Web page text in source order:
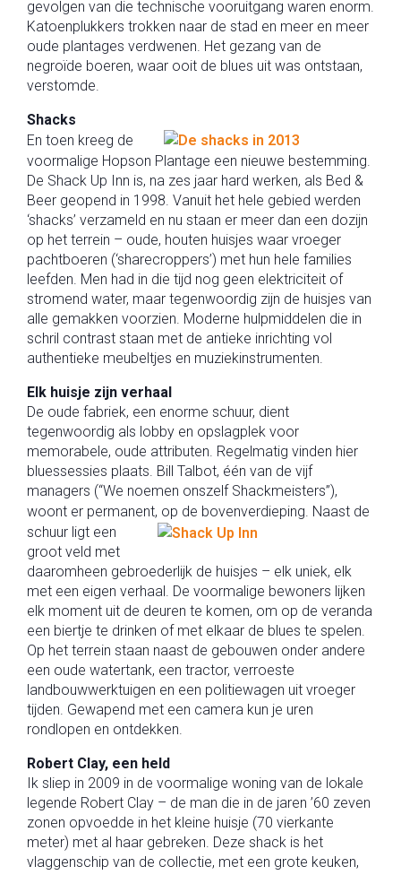
gevolgen van die technische vooruitgang waren enorm.
Katoenplukkers trokken naar de stad en meer en meer
oude plantages verdwenen. Het gezang van de
negroïde boeren, waar ooit de blues uit was ontstaan,
verstomde.
Shacks
En toen kreeg de
voormalige Hopson Plantage een nieuwe bestemming.
De Shack Up Inn is, na zes jaar hard werken, als Bed &
Beer geopend in 1998. Vanuit het hele gebied werden
‘shacks’ verzameld en nu staan er meer dan een dozijn
op het terrein – oude, houten huisjes waar vroeger
pachtboeren (‘sharecroppers’) met hun hele families
leefden. Men had in die tijd nog geen elektriciteit of
stromend water, maar tegenwoordig zijn de huisjes van
alle gemakken voorzien. Moderne hulpmiddelen die in
schril contrast staan met de antieke inrichting vol
authentieke meubeltjes en muziekinstrumenten.
Elk huisje zijn verhaal
De oude fabriek, een enorme schuur, dient
tegenwoordig als lobby en opslagplek voor
memorabele, oude attributen. Regelmatig vinden hier
bluessessies plaats. Bill Talbot, één van de vijf
managers (“We noemen onszelf Shackmeisters”),
woont er permanent, op de bovenverdieping. Naast de
schuur ligt een
groot veld met
daaromheen gebroederlijk de huisjes – elk uniek, elk
met een eigen verhaal. De voormalige bewoners lijken
elk moment uit de deuren te komen, om op de veranda
een biertje te drinken of met elkaar de blues te spelen.
Op het terrein staan naast de gebouwen onder andere
een oude watertank, een tractor, verroeste
landbouwwerktuigen en een politiewagen uit vroeger
tijden. Gewapend met een camera kun je uren
rondlopen en ontdekken.
Robert Clay, een held
Ik sliep in 2009 in de voormalige woning van de lokale
legende Robert Clay – de man die in de jaren ’60 zeven
zonen opvoedde in het kleine huisje (70 vierkante
meter) met al haar gebreken. Deze shack is het
vlaggenschip van de collectie, met een grote keuken,